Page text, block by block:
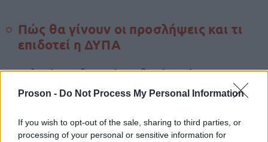
Proson - Do Not Process My Personal Information
If you wish to opt-out of the sale, sharing to third parties, or
processing of your personal or sensitive information for
Πώς θα γίνουν οι προσλήψεις και τι
επιδοτεί η ΔΥΠΑ
Η επιλογή των δικαιούχων θα γίνει μέσω του
Ψηφιακού Μητρώουτης ΔΥΠΑ, με βασικά
και την πλήρωση των προϋποθέσεων συμμετοχής.